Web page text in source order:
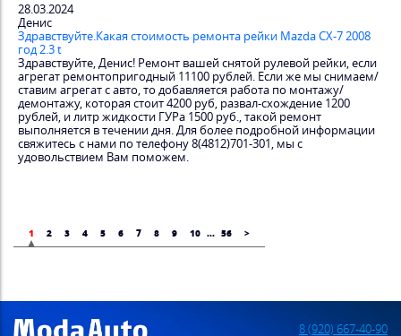
28.03.2024
Денис
Здравствуйте.Какая стоимость ремонта рейки Mazda CX-7 2008
год 2.3 t
Здравствуйте, Денис! Ремонт вашей снятой рулевой рейки, если
агрегат ремонтопригодный 11100 рублей. Если же мы снимаем/
ставим агрегат с авто, то добавляется работа по монтажу/
демонтажу, которая стоит 4200 руб, развал-схождение 1200
рублей, и литр жидкости ГУРа 1500 руб., такой ремонт
выполняется в течении дня. Для более подробной информации
свяжитесь с нами по телефону 8(4812)701-301, мы с
удовольствием Вам поможем.
1 2 3 4 5 6 7 8 9 10 ... 56 >
8 (920) 667-40-90